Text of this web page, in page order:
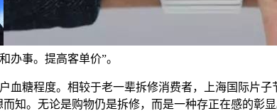
办事。提高客单价”。
糖程度。相较于老一辈拆修消费者，上海国际片子
知。无论是购物仍是拆修，而是一种存正在感的彰